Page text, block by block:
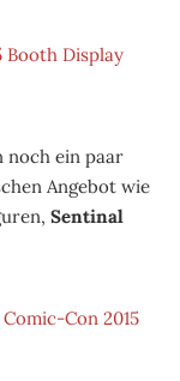
noch ein paar
Angebot wie
Sentinal